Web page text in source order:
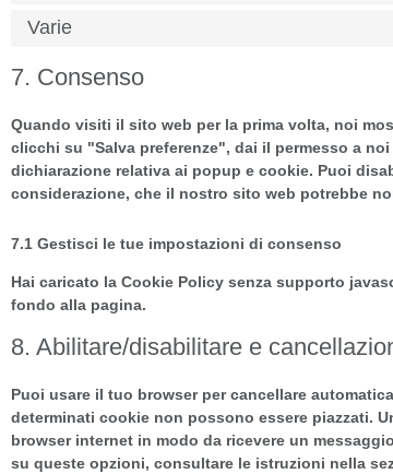
Varie
7. Consenso
Quando visiti il sito web per la prima volta, noi
clicchi su "Salva preferenze", dai il permesso a
dichiarazione relativa ai popup e cookie. Puoi
considerazione, che il nostro sito web potrebbe
7.1 Gestisci le tue impostazioni di consenso
Hai caricato la Cookie Policy senza supporto
fondo alla pagina.
8. Abilitare/disabilitare e
Puoi usare il tuo browser per cancellare
determinati cookie non possono essere piazzati.
browser internet in modo da ricevere un
su queste opzioni, consultare le istruzioni nella